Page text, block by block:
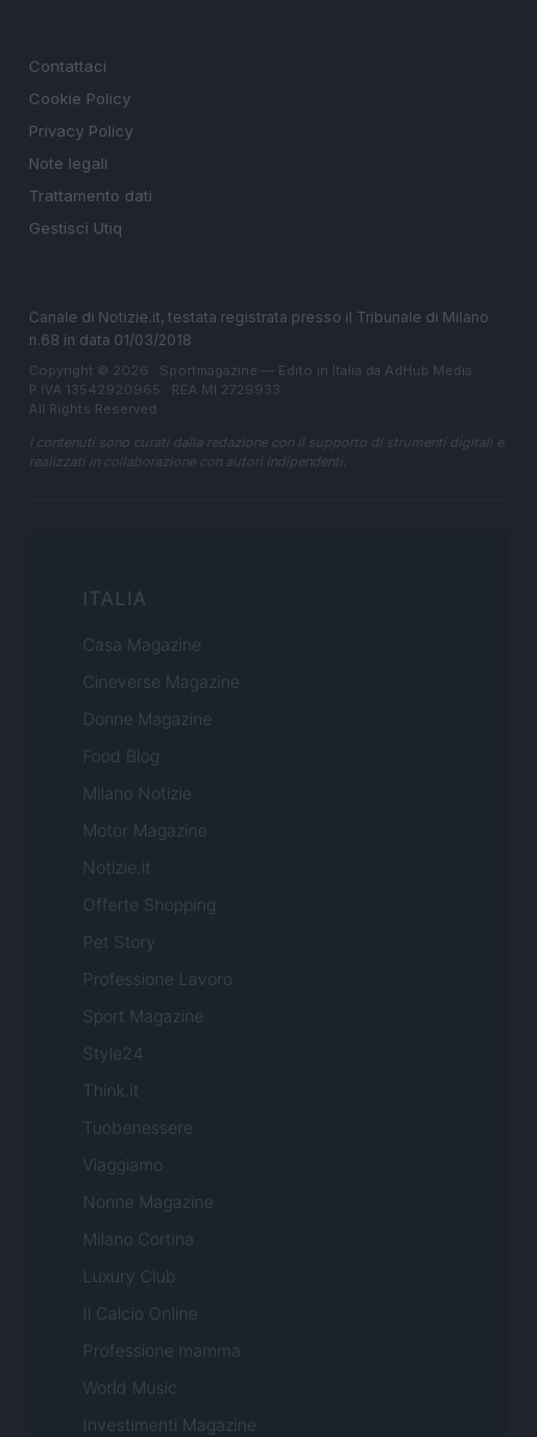
Contattaci
Cookie Policy
Privacy Policy
Note legali
Trattamento dati
Gestisci Utiq
Canale di Notizie.it, testata registrata presso il Tribunale di Milano
n.68 in data 01/03/2018
Copyright © 2026 · Sportmagazine — Edito in Italia da AdHub Media
P.IVA 13542920965 · REA MI 2729933
All Rights Reserved
I contenuti sono curati dalla redazione con il supporto di strumenti digitali e
realizzati in collaborazione con autori indipendenti.
ITALIA
Casa Magazine
Cineverse Magazine
Donne Magazine
Food Blog
Milano Notizie
Motor Magazine
Notizie.it
Offerte Shopping
Pet Story
Professione Lavoro
Sport Magazine
Style24
Think.it
Tuobenessere
Viaggiamo
Nonne Magazine
Milano Cortina
Luxury Club
Il Calcio Online
Professione mamma
World Music
Investimenti Magazine